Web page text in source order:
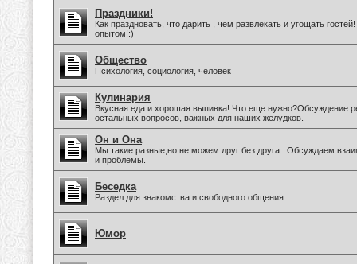
Праздники!
Как праздновать, что дарить , чем развлекать и угощать
опытом!:)
Общество
Психология, социология, человек
Кулинария
Вкусная еда и хорошая выпивка! Что еще нужно?Обсуждение
остальных вопросов, важных для наших желудков.
Он и Она
Мы такие разные,но не можем друг без друга...Обсуждаем
и проблемы.
Беседка
Раздел для знакомства и свободного общения
Юмор